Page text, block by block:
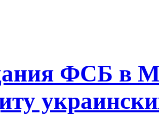
ФСБ в